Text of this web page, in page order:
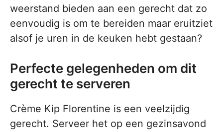
weerstand bieden aan een gerecht dat zo
eenvoudig is om te bereiden maar eruitziet
alsof je uren in de keuken hebt gestaan?
Perfecte gelegenheden om dit
gerecht te serveren
Crème Kip Florentine is een veelzijdig
gerecht. Serveer het op een gezinsavond